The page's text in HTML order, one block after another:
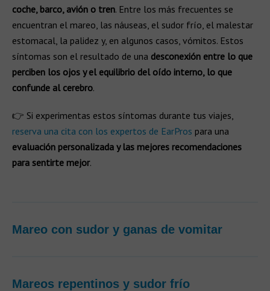
coche, barco, avión o tren. Entre los más frecuentes se
encuentran el mareo, las náuseas, el sudor frío, el malestar
estomacal, la palidez y, en algunos casos, vómitos. Estos
síntomas son el resultado de una desconexión entre lo que
perciben los ojos y el equilibrio del oído interno, lo que
confunde al cerebro.
👉 Si experimentas estos síntomas durante tus viajes,
reserva una cita con los expertos de EarPros para una
evaluación personalizada y las mejores recomendaciones
para sentirte mejor.
Mareo con sudor y ganas de vomitar​
Mareos repentinos y sudor frío​